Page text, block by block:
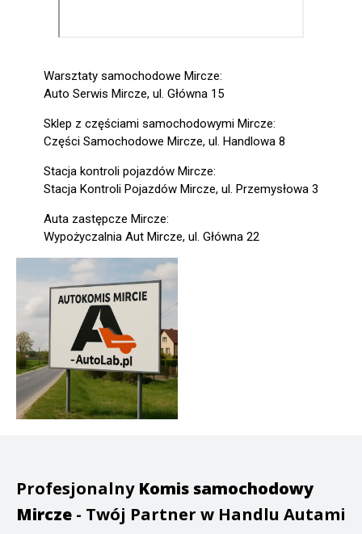
Warsztaty samochodowe Mircze:
Auto Serwis Mircze, ul. Główna 15
Sklep z częściami samochodowymi Mircze:
Części Samochodowe Mircze, ul. Handlowa 8
Stacja kontroli pojazdów Mircze:
Stacja Kontroli Pojazdów Mircze, ul. Przemysłowa 3
Auta zastępcze Mircze:
Wypożyczalnia Aut Mircze, ul. Główna 22
Profesjonalny Komis samochodowy
Mircze - Twój Partner w Handlu Autami